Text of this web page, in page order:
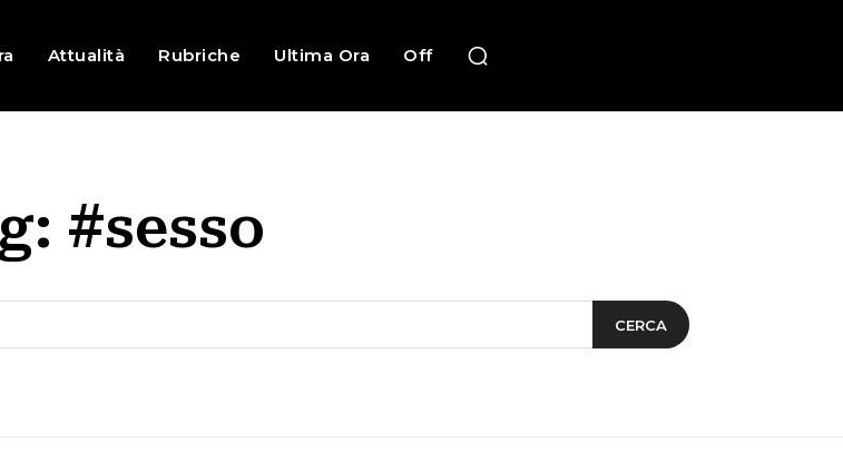
Attualità Rubriche Ultima Ora Off
#sesso
CERCA